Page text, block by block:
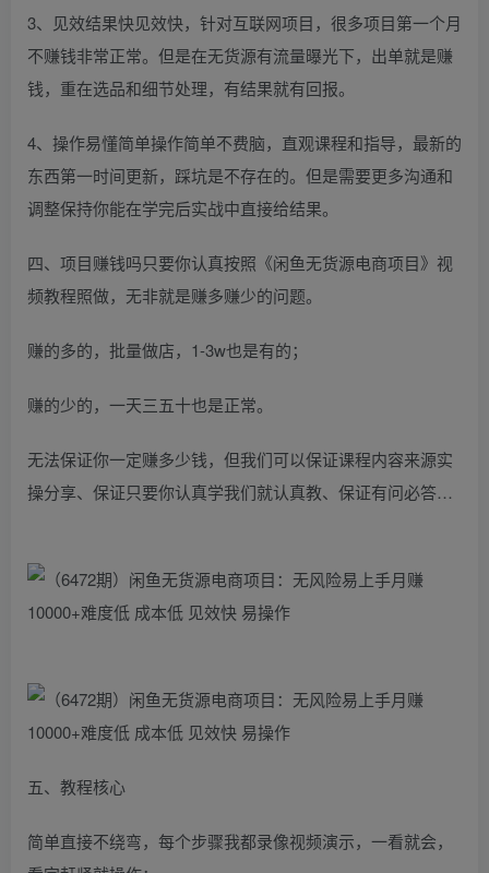
3、见效结果快见效快，针对互联网项目，很多项目第一个月
不赚钱非常正常。但是在无货源有流量曝光下，出单就是赚
钱，重在选品和细节处理，有结果就有回报。
4、操作易懂简单操作简单不费脑，直观课程和指导，最新的
东西第一时间更新，踩坑是不存在的。但是需要更多沟通和
调整保持你能在学完后实战中直接给结果。
四、项目赚钱吗只要你认真按照《闲鱼无货源电商项目》视
频教程照做，无非就是赚多赚少的问题。
赚的多的，批量做店，1-3w也是有的；
赚的少的，一天三五十也是正常。
无法保证你一定赚多少钱，但我们可以保证课程内容来源实
操分享、保证只要你认真学我们就认真教、保证有问必答…
五、教程核心
简单直接不绕弯，每个步骤我都录像视频演示，一看就会，